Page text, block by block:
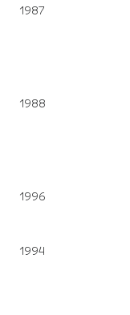
1987
1988
1996
1994